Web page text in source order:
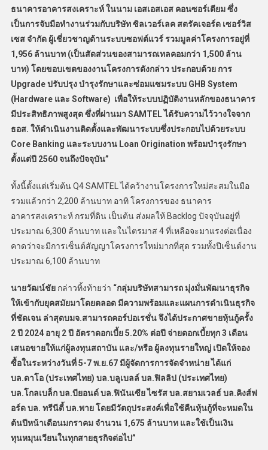
ธนาคารอาคารสงเคราะห์ ในนาม เอสเอสเอส คอนซอร์เตียม ซึ่ง
เป็นการจับมือทำงานร่วมกับบริษัท ซิลเวอร์เลค สตรัคเจอร์ด เซอร์วิส
เซส จำกัด ผู้เชี่ยวชาญด้านระบบซอฟต์แวร์ รวมมูลค่าโครงการอยู่ที่
1,956ล้านบาท (เป็นสัดส่วนของสามารถเทลคอมกว่า 1,500ล้าน
บาท) โดยขอบเขตของงานโครงการดังกล่าว ประกอบด้วย การ
Upgradeปรับปรุง บำรุงรักษาและซ่อมแซมระบบ GHB System
(Hardware และ Software) เพื่อให้ระบบปฏิบัติงานหลักของธนาคาร
มีประสิทธิภาพสูงสุด ซึ่งที่ผ่านมา SAMTELได้รับความไว้วางใจจาก
ธอส. ให้ดำเนินงานติดตั้งและพัฒนาระบบซึ่งประกอบไปด้วยระบบ
Core Banking และระบบงาน Loan Origination พร้อมบำรุงรักษา
ตั้งแต่ปี 2560จนถึงปัจจุบัน”
ทั้งนี้ตั้งแต่เริ่มต้น Q4 SAMTEL ได้คว้างานโครงการใหม่สะสมในมือ
รวมแล้วกว่า 2,200 ล้านบาท อาทิ โครงการของ ธนาคาร
อาคารสงเคราะห์ กรมที่ดิน เป็นต้น ส่งผลให้ Backlog ปัจจุบันอยู่ที่
ประมาณ 6,300 ล้านบาท และในไตรมาส 4 ที่เหลือจะมาแรงต่อเนื่อง
คาดว่าจะมีการเซ็นต์สัญญาโครงการใหม่มากที่สุด รวมทั้งปีเซ็นต์งาน
ประมาณ 6,100 ล้านบาท
นายวัฒน์ชัยกล่าวทิ้งท้ายว่า “กลุ่มบริษัทสามารถ มุ่งมั่นพัฒนาธุรกิจ
ให้เข้ากับยุคสมัยมาโดยตลอด มีความพร้อมและแผนการดำเนินธุรกิจ
ที่ชัดเจน ล่าสุดบมจ.สามารถคอร์ปอเรชั่น จึงได้ประกาศขายหุ้นกู้ครั้ง
2ปี 2024 อายุ 2ปี อัตราดอกเบี้ย5.20% ต่อปี จ่ายดอกเบี้ยทุก3 เดือน
เสนอขายให้แก่ผู้ลงทุนสถาบัน และ/หรือ ผู้ลงทุนรายใหญ่ เปิดให้จอง
ซื้อในระหว่างวันที่5-7พ.ย.67 มีผู้จัดการการจัดจำหน่าย ได้แก่
บล.ดาโอ (ประเทศไทย) บล.บลูเบลล์ บล.ฟิลลิป (ประเทศไทย)
บล.โกลเบล็ก บล.บียอนด์ บล.ฟินันเซีย ไซรัส บล.สยามเวลธ์ บล.คิงส์ฟ
อร์ด บล. ทรีนีตี้ บล.พาย โดยมีวัตถุประสงค์เพื่อใช้คืนหุ้นกู้ที่จะหมดใน
ต้นปีหน้าเดือนมกราคม จำนวน 1,675 ล้านบาท และใช้เป็นเงิน
ทุนหมุนเวียนในทุกสายธุรกิจต่อไป”